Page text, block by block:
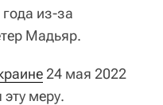
из-за
Мадьяр.
24 мая 2022
меру.